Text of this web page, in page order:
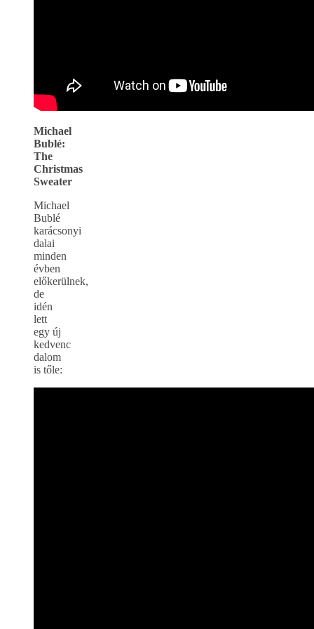
Michael
Bublé:
The
Christmas
Sweater
Michael
Bublé
karácsonyi
dalai
minden
évben
előkerülnek,
de
idén
lett
egy új
kedvenc
dalom
is tőle: